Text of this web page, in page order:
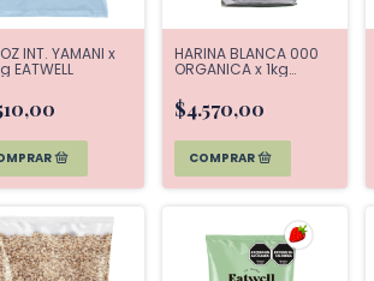
INT. YAMANI x
EATWELL
HARINA BLANCA 000
ORGANICA x 1kg
$4.570,00